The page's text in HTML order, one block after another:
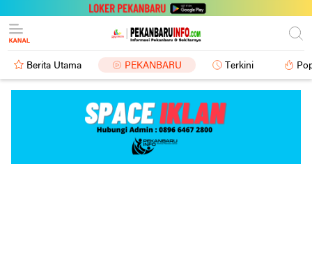
Berita Utama PEKANBARU Terkini